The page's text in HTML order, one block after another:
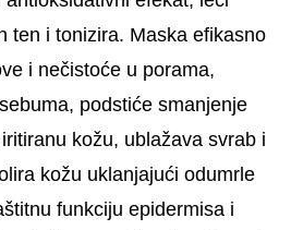
ten i tonizira. Maska efikasno
i nečistoće u porama,
podstiće smanjenje
kožu, ublažava svrab i
kožu uklanjajući odumrle
funkciju epidermisa i